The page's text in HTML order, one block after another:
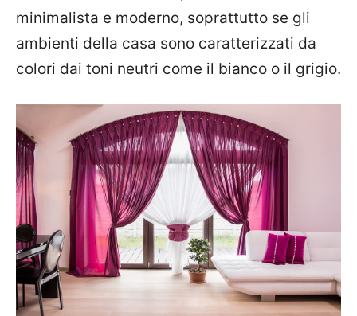
minimalista e moderno, soprattutto se gli
ambienti della casa sono caratterizzati da
colori dai toni neutri come il bianco o il grigio.